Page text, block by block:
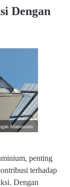
Dengan
Aluminium
penting
terhadap
Dengan